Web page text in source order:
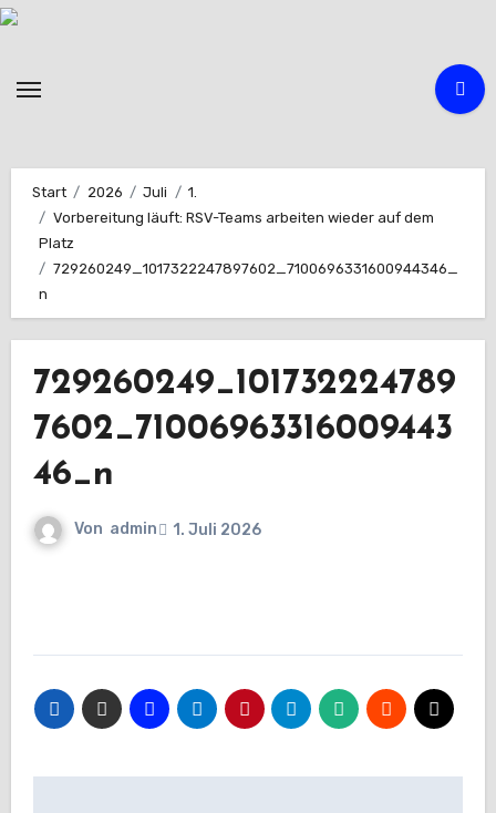
Zum
Start 2026 Juli
1.
Vorbereitung läuft: RSV-Teams arbeiten wieder auf dem
Platz
729260249_1017322247897602_7100696331600944346_
n
729260249_101732224789
7602_71006963316009443
46_n
Von admin 1. Juli 2026